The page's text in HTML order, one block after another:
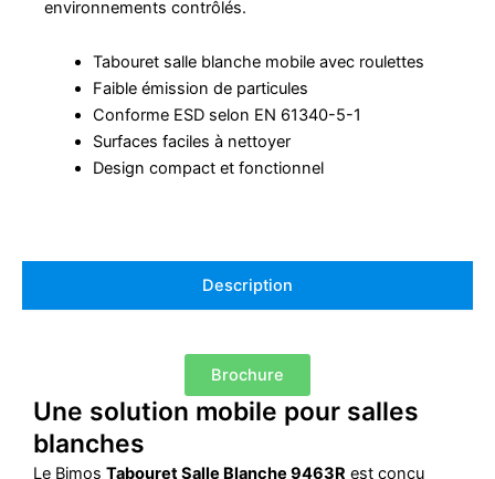
environnements contrôlés.
Tabouret salle blanche mobile avec roulettes
Faible émission de particules
Conforme ESD selon EN 61340-5-1
Surfaces faciles à nettoyer
Design compact et fonctionnel
Description
Brochure
Une solution mobile pour salles
blanches
Le Bimos Tabouret Salle Blanche 9463R est conçu